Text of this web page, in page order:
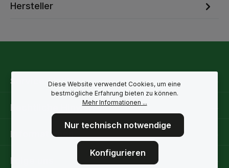
Hersteller
Service-Hotline
Rechtliche Hinweise
Informationen
Folge uns
Diese Website verwendet Cookies, um eine
bestmögliche Erfahrung bieten zu können.
Mehr Informationen ...
Nur technisch notwendige
Konfigurieren